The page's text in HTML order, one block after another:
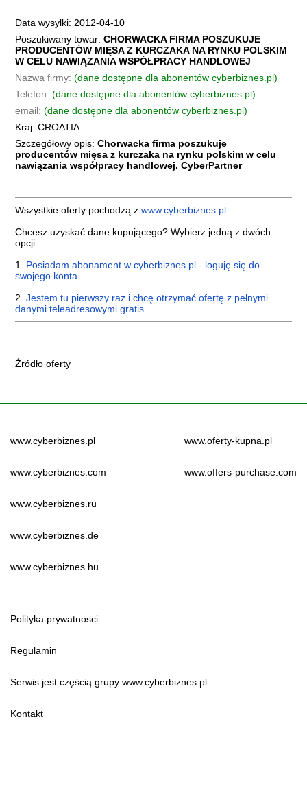
Data wysylki: 2012-04-10
Poszukiwany towar:CHORWACKA FIRMA POSZUKUJE
PRODUCENTÓW MIĘSA Z KURCZAKA NA RYNKU POLSKIM
W CELU NAWIĄZANIA WSPÓŁPRACY HANDLOWEJ
Nazwa firmy:(dane dostępne dla abonentów cyberbiznes.pl)
Telefon:(dane dostępne dla abonentów cyberbiznes.pl)
email:(dane dostępne dla abonentów cyberbiznes.pl)
Kraj: CROATIA
Szczegółowy opis:Chorwacka firma poszukuje
producentów mięsa z kurczaka na rynku polskim w celu
nawiązania współpracy handlowej. CyberPartner
Wszystkie oferty pochodzą zwww.cyberbiznes.pl
Chcesz uzyskać dane kupującego? Wybierz jedną z dwóch
opcji
1. Posiadam abonament w cyberbiznes.pl - loguję się do
swojego konta
2.Jestem tu pierwszy raz i chcę otrzymać ofertę z pełnymi
danymi teleadresowymi gratis.
Źródło oferty
www.cyberbiznes.pl
www.cyberbiznes.com
www.cyberbiznes.ru
www.cyberbiznes.de
www.cyberbiznes.hu
www.oferty-kupna.pl
www.offers-purchase.com
Polityka prywatnosci
Regulamin
Serwis jest częścią grupy www.cyberbiznes.pl
Kontakt